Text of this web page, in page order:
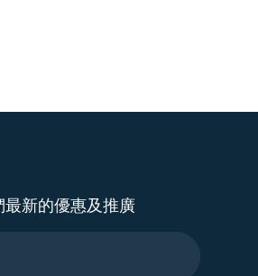
新的優惠及推廣